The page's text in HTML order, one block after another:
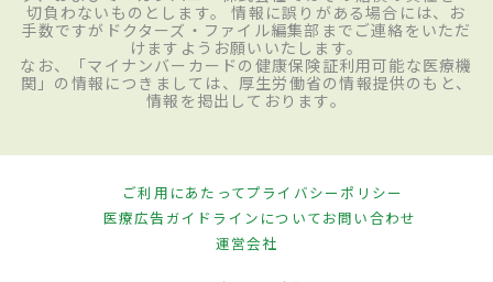
切負わないものとします。 情報に誤りがある場合には、お
手数ですがドクターズ・ファイル編集部までご連絡をいただ
けますようお願いいたします。
なお、「マイナンバーカードの健康保険証利用可能な医療機
関」の情報につきましては、厚生労働省の情報提供のもと、
情報を掲出しております。
ご利用にあたってプライバシーポリシー
医療広告ガイドラインについてお問い合わせ
運営会社